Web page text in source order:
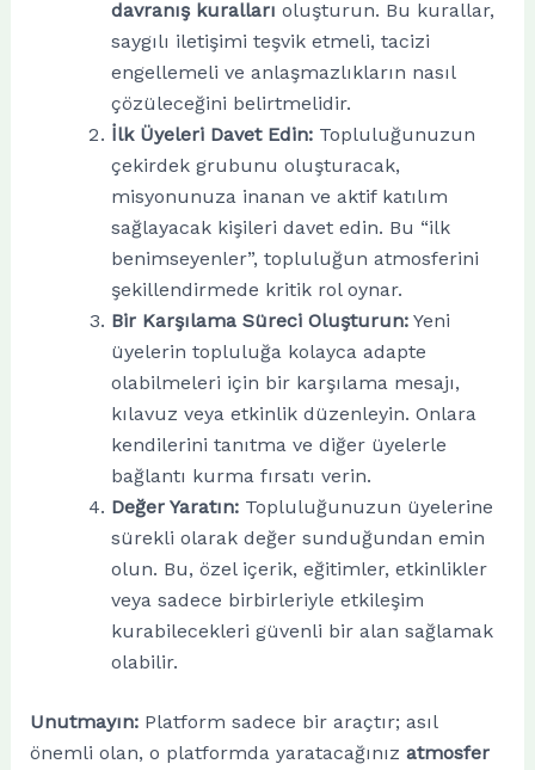
davranış kuralları oluşturun. Bu kurallar,
saygılı iletişimi teşvik etmeli, tacizi
engellemeli ve anlaşmazlıkların nasıl
çözüleceğini belirtmelidir.
İlk Üyeleri Davet Edin:Topluluğunuzun
çekirdek grubunu oluşturacak,
misyonunuza inanan ve aktif katılım
sağlayacak kişileri davet edin. Bu “ilk
benimseyenler”, topluluğun atmosferini
şekillendirmede kritik rol oynar.
Bir Karşılama Süreci Oluşturun:Yeni
üyelerin topluluğa kolayca adapte
olabilmeleri için bir karşılama mesajı,
kılavuz veya etkinlik düzenleyin. Onlara
kendilerini tanıtma ve diğer üyelerle
bağlantı kurma fırsatı verin.
Değer Yaratın:Topluluğunuzun üyelerine
sürekli olarak değer sunduğundan emin
olun. Bu, özel içerik, eğitimler, etkinlikler
veya sadece birbirleriyle etkileşim
kurabilecekleri güvenli bir alan sağlamak
olabilir.
Unutmayın:Platform sadece bir araçtır; asıl
önemli olan, o platformda yaratacağınız atmosfer